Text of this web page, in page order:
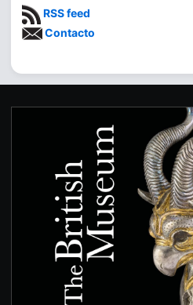
RSS feed
Contacto